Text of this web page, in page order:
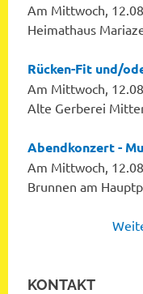
Am Mittwoch,
Heimathaus
Rücken-Fit und/
Am Mittwoch,
Alte Gerberei
Abendkonzert -
Am Mittwoch,
Brunnen am
KONTAKT